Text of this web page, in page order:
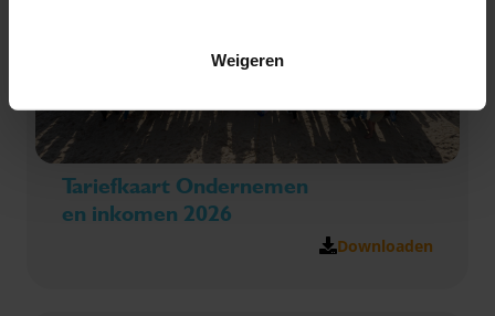
Weigeren
Tariefkaart Ondernemen
en inkomen 2026
Downloaden